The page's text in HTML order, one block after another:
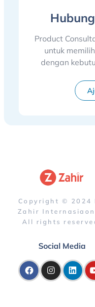
Product
untuk
dengan
Copyright © 2024
Zahir
All rights
Social Media